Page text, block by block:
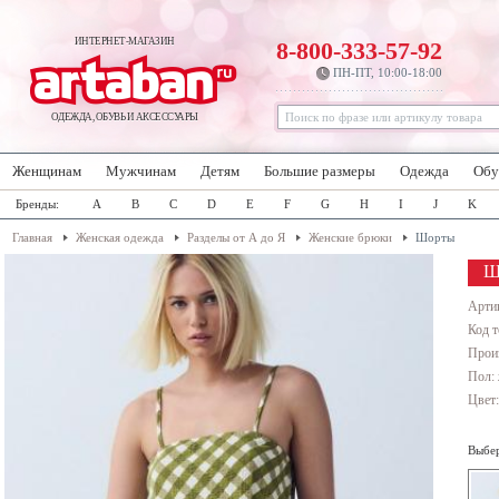
ИНТЕРНЕТ-МАГАЗИН
ОДЕЖДА, ОБУВЬ И АКСЕССУАРЫ
8-800-333-57-92
ПН-ПТ, 10:00-18:00
Женщинам Мужчинам Детям Большие размеры Одежда
Бренды: A B C D E F G H I J K
Главная Женская одежда Разделы от А до Я Женские брюки Шорты
Код
Пол: